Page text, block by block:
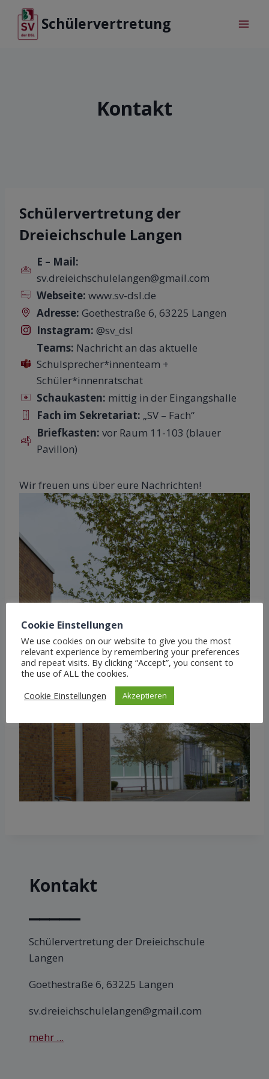
Schülervertretung
Kontakt
Schülervertretung der
Dreieichschule Langen
E – Mail:
sv.dreieichschulelangen@gmail.com
Webseite: www.sv-dsl.de
Adresse: Goethestraße 6, 63225 Langen
Instagram: @sv_dsl
Teams: Nachricht an das aktuelle
Schulsprecher*innenteam +
Schüler*innenratschat
Schaukasten: mittig in der Eingangshalle
Fach im Sekretariat: „SV – Fach“
Briefkasten: vor Raum 11-103 (blauer
Pavillon)
Wir freuen uns über eure Nachrichten!
Kontakt
Schülervertretung der Dreieichschule
Langen
Goethestraße 6, 63225 Langen
sv.dreieichschulelangen@gmail.com
mehr ...
Cookie Einstellungen
We use cookies on our website to give you the most
relevant experience by remembering your preferences
and repeat visits. By clicking “Accept”, you consent to
the use of ALL the cookies.
Cookie Einstellungen
Akzeptieren